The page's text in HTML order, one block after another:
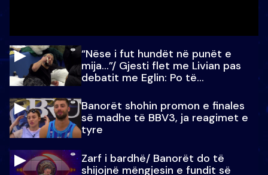
“Nëse i fut hundët në punët e
mija…”/ Gjesti flet me Livian pas
debatit me Eglin: Po të
Banorët shohin promon e finales
së madhe të BBV3, ja reagimet e
tyre
Zarf i bardhë/ Banorët do të
shijojnë mëngjesin e fundit së